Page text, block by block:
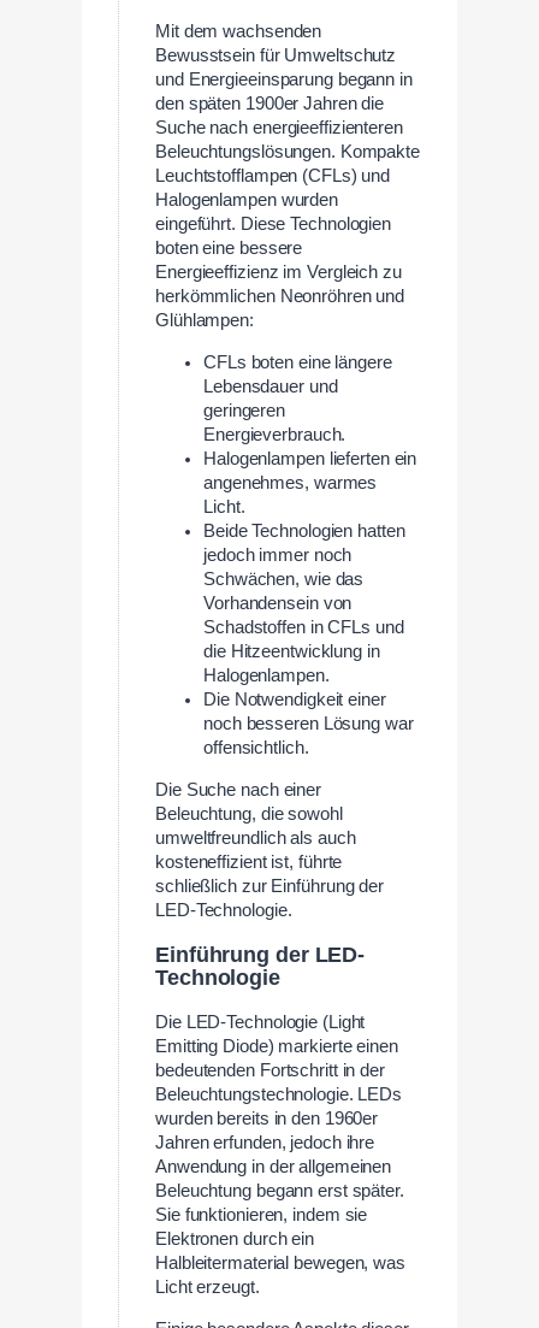
Mit dem wachsenden
Bewusstsein für Umweltschutz
und Energieeinsparung begann in
den späten 1900er Jahren die
Suche nach energieeffizienteren
Beleuchtungslösungen. Kompakte
Leuchtstofflampen (CFLs) und
Halogenlampen wurden
eingeführt. Diese Technologien
boten eine bessere
Energieeffizienz im Vergleich zu
herkömmlichen Neonröhren und
Glühlampen:
CFLs boten eine längere
Lebensdauer und
geringeren
Energieverbrauch.
Halogenlampen lieferten ein
angenehmes, warmes
Licht.
Beide Technologien hatten
jedoch immer noch
Schwächen, wie das
Vorhandensein von
Schadstoffen in CFLs und
die Hitzeentwicklung in
Halogenlampen.
Die Notwendigkeit einer
noch besseren Lösung war
offensichtlich.
Die Suche nach einer
Beleuchtung, die sowohl
umweltfreundlich als auch
kosteneffizient ist, führte
schließlich zur Einführung der
LED-Technologie.
Einführung der LED-
Technologie
Die LED-Technologie (Light
Emitting Diode) markierte einen
bedeutenden Fortschritt in der
Beleuchtungstechnologie. LEDs
wurden bereits in den 1960er
Jahren erfunden, jedoch ihre
Anwendung in der allgemeinen
Beleuchtung begann erst später.
Sie funktionieren, indem sie
Elektronen durch ein
Halbleitermaterial bewegen, was
Licht erzeugt.